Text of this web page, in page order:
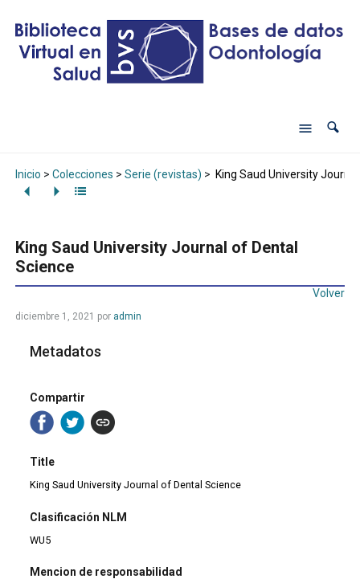
Inicio > Colecciones > Serie (revistas) > King Saud University
King Saud University Journal of Dental
Science
Volver
diciembre 1, 2021 por admin
Metadatos
Compartir
Title
King Saud University Journal of Dental Science
Clasificación NLM
WU5
Mencion de responsabilidad